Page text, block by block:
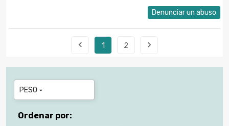
Denunciar un abuso
 1 2 
PESO 
Ordenar por: